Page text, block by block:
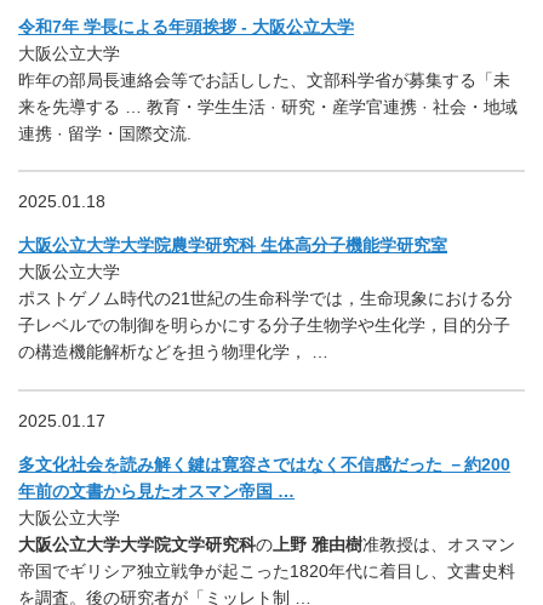
令和7年 学長による年頭挨拶 - 大阪公立大学
大阪公立大学
昨年の部局長連絡会等でお話しした、文部科学省が募集する「未
来を先導する … 教育・学生生活 · 研究・産学官連携 · 社会・地域
連携 · 留学・国際交流.
2025.01.18
大阪公立大学大学院農学研究科 生体高分子機能学研究室
大阪公立大学
ポストゲノム時代の21世紀の生命科学では，生命現象における分
子レベルでの制御を明らかにする分子生物学や生化学，目的分子
の構造機能解析などを担う物理化学， …
2025.01.17
多文化社会を読み解く鍵は寛容さではなく不信感だった －約200
年前の文書から見たオスマン帝国 …
大阪公立大学
大阪公立大学大学院文学研究科の 上野 雅由樹准教授は、オスマン
帝国でギリシア独立戦争が起こった1820年代に着目し、文書史料
を調査。後の研究者が「ミッレト制 …